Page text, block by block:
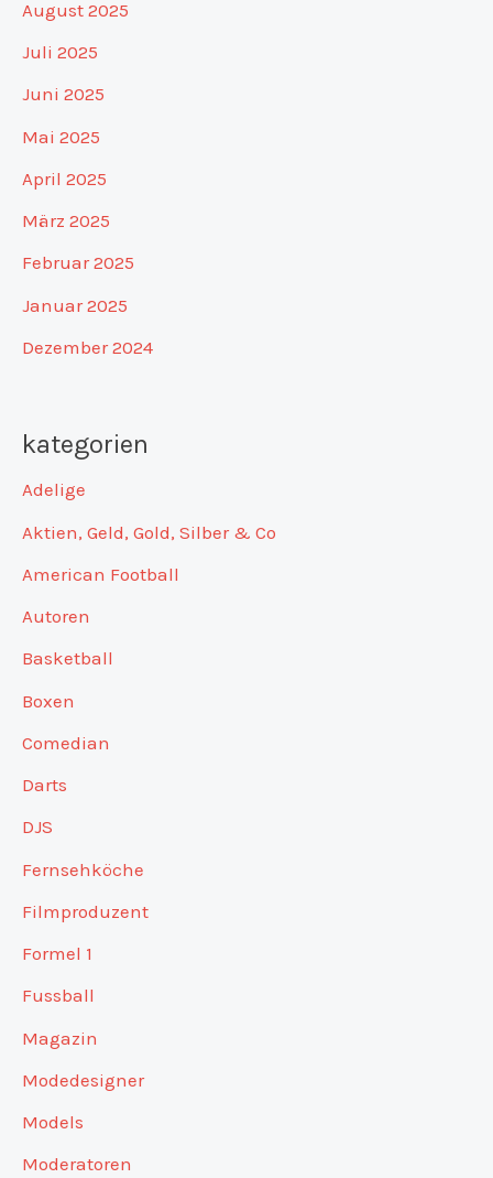
August 2025
Juli 2025
Juni 2025
Mai 2025
April 2025
März 2025
Februar 2025
Januar 2025
Dezember 2024
kategorien
Adelige
Aktien, Geld, Gold, Silber & Co
American Football
Autoren
Basketball
Boxen
Comedian
Darts
DJS
Fernsehköche
Filmproduzent
Formel 1
Fussball
Magazin
Modedesigner
Models
Moderatoren